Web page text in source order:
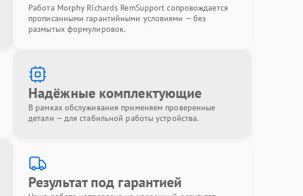
Работа Morphy Richards RemSupport сопровождается
прописанными гарантийными условиями — без
размытых формулировок.
Надёжные комплектующие
В рамках обслуживания применяем проверенные
детали — для стабильной работы устройства.
Результат под гарантией